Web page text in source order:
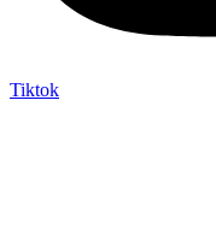
Tiktok